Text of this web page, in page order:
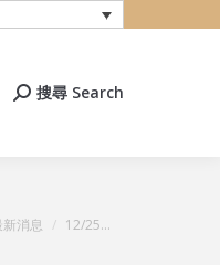
搜 搜尋 Search
新消息 12/25...